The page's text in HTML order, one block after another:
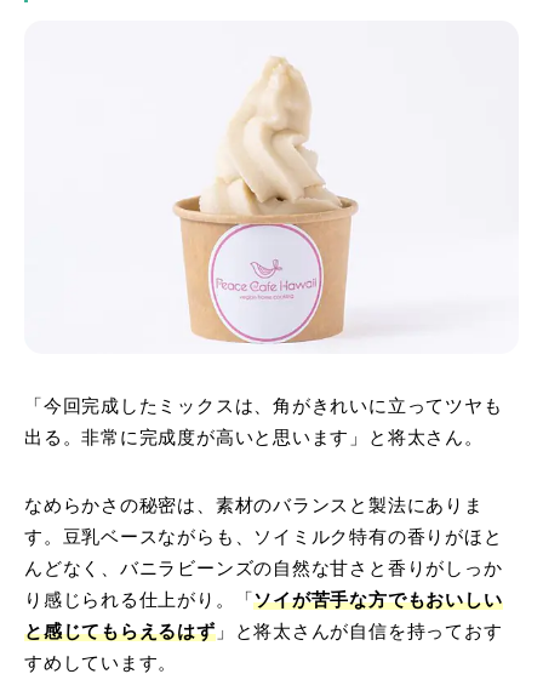
「今回完成したミックスは、角がきれいに立ってツヤも
出る。非常に完成度が高いと思います」と将太さん。
なめらかさの秘密は、素材のバランスと製法にありま
す。豆乳ベースながらも、ソイミルク特有の香りがほと
んどなく、バニラビーンズの自然な甘さと香りがしっか
り感じられる仕上がり。「ソイが苦手な方でもおいしい
と感じてもらえるはず」と将太さんが自信を持っておす
すめしています。